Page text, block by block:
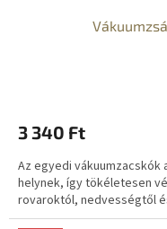
3 340 Ft
Az egyedi vákuumzacskók
helynek, így tökéletesen
rovaroktól, nedvességtől